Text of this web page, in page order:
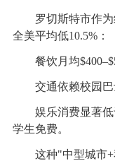
罗切斯特市作为
全美平均低10.5%：
餐饮月均
交通依赖校园巴
娱乐消费显著低
学生免费。
这种"中型城市+